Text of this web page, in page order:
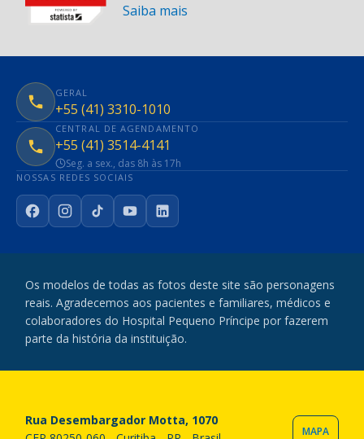
Saiba mais
GERAL
+55 (41) 3310-1010
CENTRAL DE AGENDAMENTO
+55 (41) 3514-4141
Seg. a sex., das 8h às 17h
NOSSAS REDES SOCIAIS
FacebookInstagram
TikTokYouTubeLinkedIn
Os modelos de todas as fotos deste site são personagens
reais. Agradecemos aos pacientes e familiares, médicos e
colaboradores do Hospital Pequeno Príncipe por fazerem
parte da história da instituição.
Rua Desembargador Motta, 1070
MAPA